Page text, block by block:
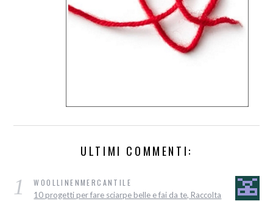
ULTIMI COMMENTI:
1 WOOLLINENMERCANTILE
10 progetti per fare sciarpe belle e fai da te, Raccolta